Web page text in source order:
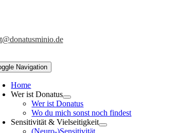
Navigation
Home
Wer ist Donatus
Wer ist Donatus
Wo du mich sonst noch findest
Sensitivität & Vielseitigkeit
(Neuro-)Sensitivität